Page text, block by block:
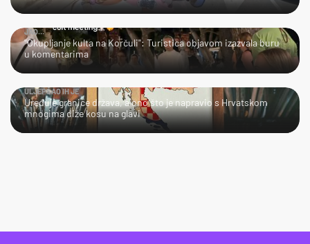
JAO…
"Okupljanje kulta na Korčuli": Turistica objavom izazvala buru
u komentarima
ULJEPŠAO IH JE
Uređuje granice država, a ono što je napravio s Hrvatskom
mnogima diže kosu na glavi